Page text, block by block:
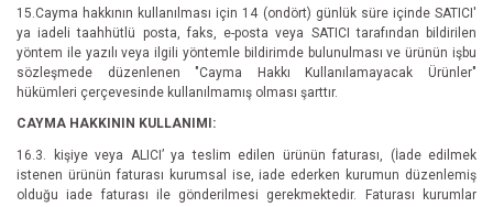
15.Cayma hakkının kullanılması için 14 (ondört) günlük süre içinde SATICI'
ya iadeli taahhütlü posta, faks, e-posta veya SATICI tarafından bildirilen
yöntem ile yazılı veya ilgili yöntemle bildirimde bulunulması ve ürünün işbu
sözleşmede düzenlenen "Cayma Hakkı Kullanılamayacak Ürünler"
hükümleri çerçevesinde kullanılmamış olması şarttır.
CAYMA HAKKININ KULLANIMI:
16.3. kişiye veya ALICI’ ya teslim edilen ürünün faturası, (İade edilmek
istenen ürünün faturası kurumsal ise, iade ederken kurumun düzenlemiş
olduğu iade faturası ile gönderilmesi gerekmektedir. Faturası kurumlar